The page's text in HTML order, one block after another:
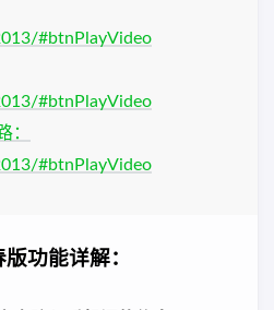
#btnPlayVideo
#btnPlayVideo
：
#btnPlayVideo
功能详解：